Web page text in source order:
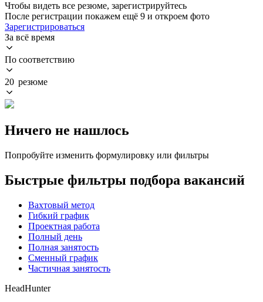
Чтобы видеть все резюме, зарегистрируйтесь
После регистрации покажем ещё 9 и откроем фото
Зарегистрироваться
За всё время
По соответствию
20 резюме
Ничего не нашлось
Попробуйте изменить формулировку или фильтры
Быстрые фильтры подбора вакансий
Вахтовый метод
Гибкий график
Проектная работа
Полный день
Полная занятость
Сменный график
Частичная занятость
HeadHunter